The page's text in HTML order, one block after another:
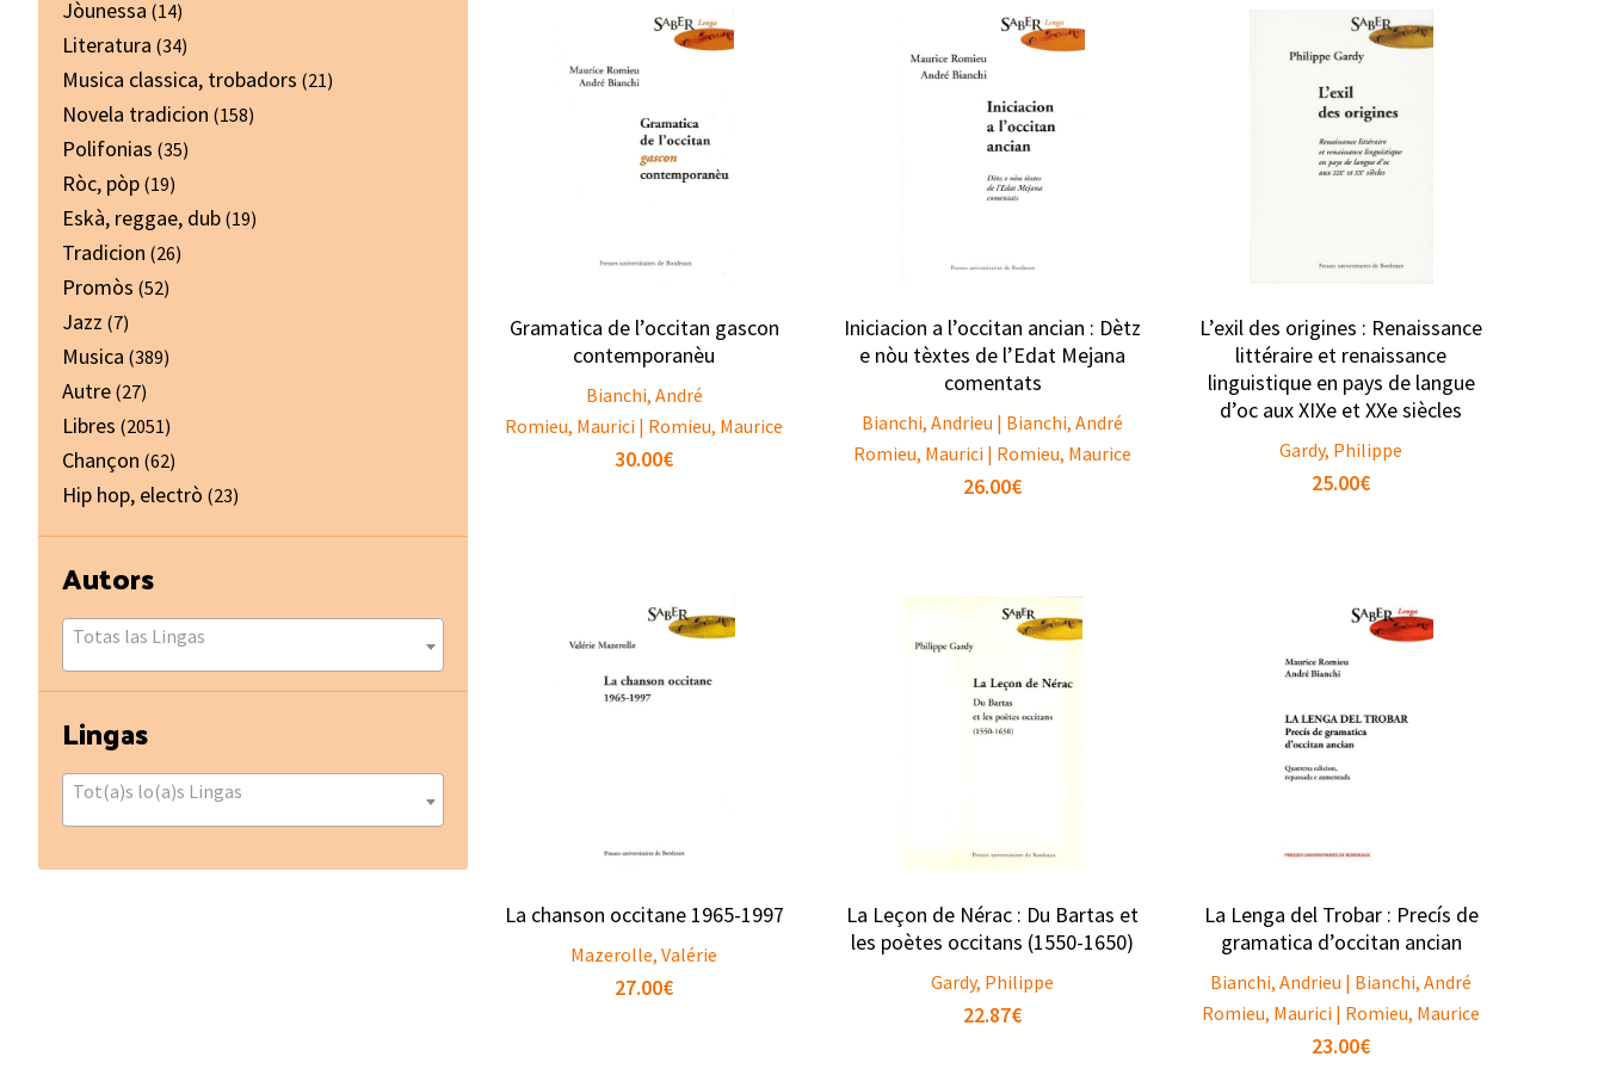
Gramatica de l’occitan gascon
contemporanèu
Bianchi, André
Romieu, Maurici | Romieu, Maurice
30.00€
Iniciacion a l’occitan ancian : Dètz
e nòu tèxtes de l’Edat Mejana
comentats
Bianchi, Andrieu | Bianchi, André
Romieu, Maurici | Romieu, Maurice
26.00€
L’exil des origines : Renaissance
littéraire et renaissance
linguistique en pays de langue
d’oc aux XIXe et XXe siècles
Gardy, Philippe
25.00€
La chanson occitane 1965-1997
Mazerolle, Valérie
27.00€
La Leçon de Nérac : Du Bartas et
les poètes occitans (1550-1650)
Gardy, Philippe
22.87€
La Lenga del Trobar : Precís de
gramatica d’occitan ancian
Bianchi, Andrieu | Bianchi, André
Romieu, Maurici | Romieu, Maurice
23.00€
Jòunessa (14)
Literatura (34)
Musica classica, trobadors (21)
Novela tradicion (158)
Polifonias (35)
Ròc, pòp (19)
Eskà, reggae, dub (19)
Tradicion (26)
Promòs (52)
Jazz (7)
Musica (389)
Autre (27)
Libres (2051)
Chançon (62)
Hip hop, electrò (23)
Autors
Totas las Lingas
Lingas
Tot(a)s lo(a)s Lingas